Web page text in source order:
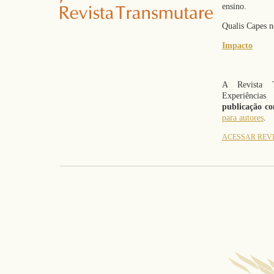
ensino.
Qualis Capes
Impacto
A Revista
publicação
para autores
ACESSAR